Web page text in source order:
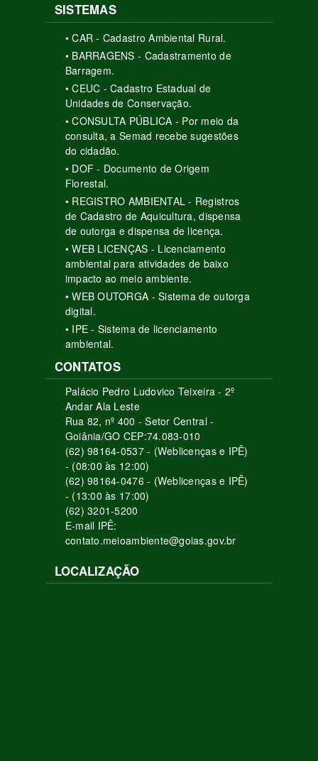
SISTEMAS
• CAR - Cadastro Ambiental Rural.
• BARRAGENS - Cadastramento de
Barragem.
• CEUC - Cadastro Estadual de
Unidades de Conservação.
• CONSULTA PÚBLICA - Por meio da
consulta, a Semad recebe sugestões
do cidadão.
• DOF - Documento de Origem
Florestal.
• REGISTRO AMBIENTAL - Registros
de Cadastro de Aquicultura, dispensa
de outorga e dispensa de licença.
• WEB LICENÇAS - Licenciamento
ambiental para atividades de baixo
impacto ao meio ambiente.
• WEB OUTORGA - Sistema de outorga
digital.
• IPE - Sistema de licenciamento
ambiental.
CONTATOS
Palácio Pedro Ludovico Teixeira - 2º
Andar Ala Leste
Rua 82, nº 400 - Setor Central -
Goiânia/GO CEP:74.083-010
(62) 98164-0537 - (Weblicenças e IPÊ)
- (08:00 às 12:00)
(62) 98164-0476 - (Weblicenças e IPÊ)
- (13:00 às 17:00)
(62) 3201-5200
E-mail IPÊ:
contato.meioambiente@goias.gov.br
LOCALIZAÇÃO